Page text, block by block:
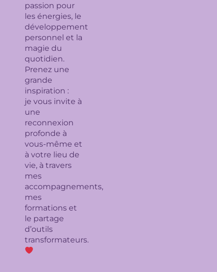
passion pour
les énergies, le
développement
personnel et la
magie du
quotidien.
Prenez une
grande
inspiration :
je vous invite à
une
reconnexion
profonde à
vous-même et
à votre lieu de
vie, à travers
mes
accompagnements,
mes
formations et
le partage
d’outils
transformateurs.